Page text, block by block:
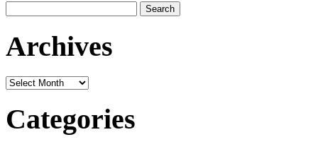
for:
Archives
Archives
Categories